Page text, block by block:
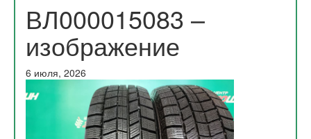
ВЛ000015083 –
изображение
6 июля, 2026